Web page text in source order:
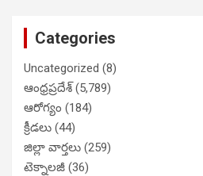
Categories
Uncategorized (8)
ఆంధ్రప్రదేశ్(5,789)
ఆరోగ్యం (184)
క్రీడలు (44)
జిల్లా వార్తలు (259)
టెక్నాలజీ (36)